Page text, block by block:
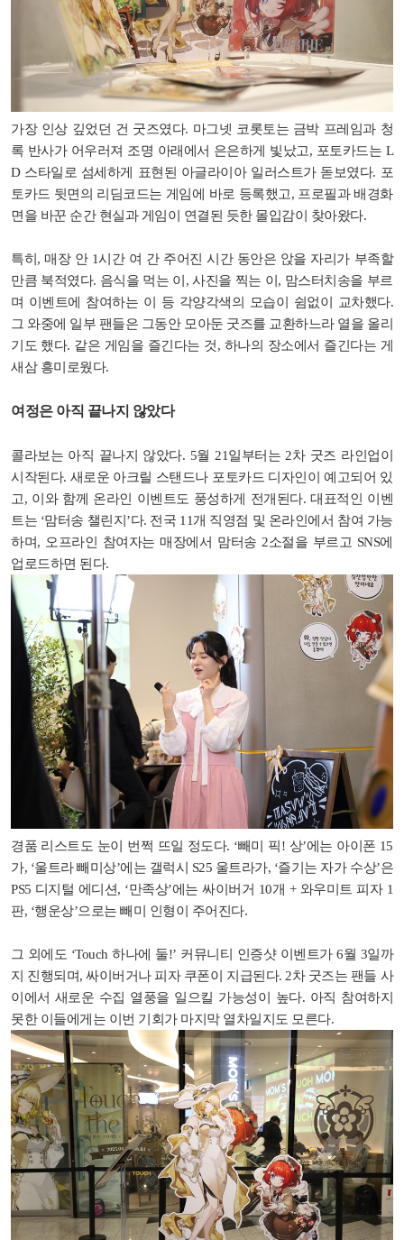
가장 인상 깊었던 건 굿즈였다. 마그넷 코롯토는 금박 프레임과 청
록 반사가 어우러져 조명 아래에서 은은하게 빛났고, 포토카드는 L
D 스타일로 섬세하게 표현된 아글라이아 일러스트가 돋보였다. 포
토카드 뒷면의 리딤코드는 게임에 바로 등록했고, 프로필과 배경화
면을 바꾼 순간 현실과 게임이 연결된 듯한 몰입감이 찾아왔다.
특히, 매장 안 1시간 여 간 주어진 시간 동안은 앉을 자리가 부족할
만큼 북적였다. 음식을 먹는 이, 사진을 찍는 이, 맘스터치송을 부르
며 이벤트에 참여하는 이 등 각양각색의 모습이 쉼없이 교차했다.
그 와중에 일부 팬들은 그동안 모아둔 굿즈를 교환하느라 열을 올리
기도 했다. 같은 게임을 즐긴다는 것, 하나의 장소에서 즐긴다는 게
새삼 흥미로웠다.
여정은 아직 끝나지 않았다
콜라보는 아직 끝나지 않았다. 5월 21일부터는 2차 굿즈 라인업이
시작된다. 새로운 아크릴 스탠드나 포토카드 디자인이 예고되어 있
고, 이와 함께 온라인 이벤트도 풍성하게 전개된다. 대표적인 이벤
트는 ‘맘터송 챌린지’다. 전국 11개 직영점 및 온라인에서 참여 가능
하며, 오프라인 참여자는 매장에서 맘터송 2소절을 부르고 SNS에
업로드하면 된다.
경품 리스트도 눈이 번쩍 뜨일 정도다. ‘빼미 픽! 상’에는 아이폰 15
가, ‘울트라 빼미상’에는 갤럭시 S25 울트라가, ‘즐기는 자가 수상’은
PS5 디지털 에디션, ‘만족상’에는 싸이버거 10개 + 와우미트 피자 1
판, ‘행운상’으로는 빼미 인형이 주어진다.
그 외에도 ‘Touch 하나에 둘!’ 커뮤니티 인증샷 이벤트가 6월 3일까
지 진행되며, 싸이버거나 피자 쿠폰이 지급된다. 2차 굿즈는 팬들 사
이에서 새로운 수집 열풍을 일으킬 가능성이 높다. 아직 참여하지
못한 이들에게는 이번 기회가 마지막 열차일지도 모른다.